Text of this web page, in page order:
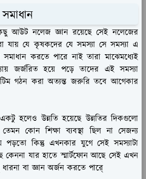
আউট নলেজ জ্ঞান রয়েছে সেই নলেজের
যায় যে কৃষকদের যে সমস্যা সে সমস্যা এ
সমাধান করতে পারে নাই তারা মাঝেমধ্যেই
জর্জরিত হয়ে পড়ে তাদের এই সমস্যা
গঠন করা অত্যন্ত জরুরি তবে আগেকার
হলেও উন্নতি হয়েছে উন্নতির দিকগুলো
কোন শিক্ষা ব্যবস্থা ছিল না সেজন্য
পড়তো কিন্তু এখনকার যুগে সেই সমস্যাটা
যার হাতে স্মার্টফোন আছে সেই এখন
বা জ্ঞান অর্জন করতে পারে্